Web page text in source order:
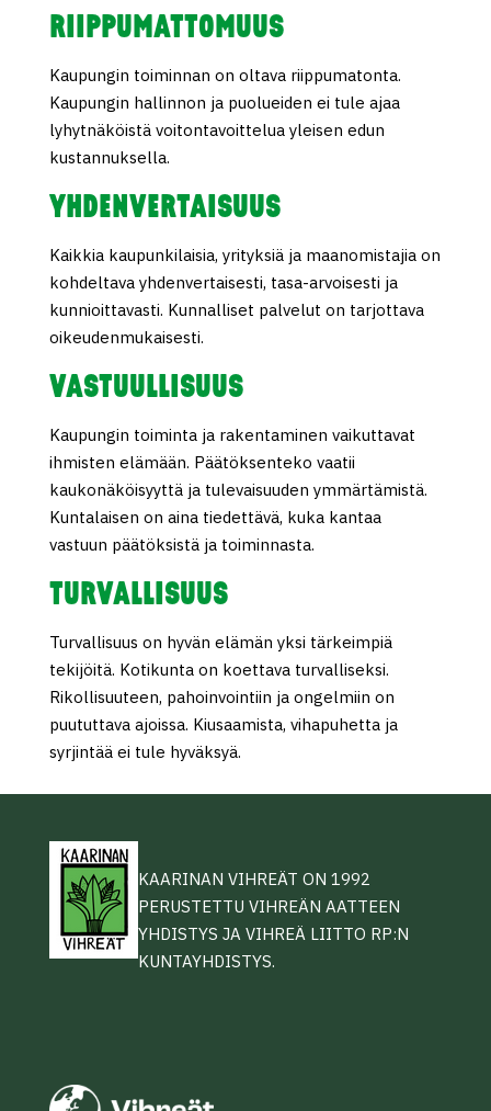
RIIPPUMATTOMUUS
Kaupungin toiminnan on oltava riippumatonta.
Kaupungin hallinnon ja puolueiden ei tule ajaa
lyhytnäköistä voitontavoittelua yleisen edun
kustannuksella.
YHDENVERTAISUUS
Kaikkia kaupunkilaisia, yrityksiä ja maanomistajia on
kohdeltava yhdenvertaisesti, tasa-arvoisesti ja
kunnioittavasti. Kunnalliset palvelut on tarjottava
oikeudenmukaisesti.
VASTUULLISUUS
Kaupungin toiminta ja rakentaminen vaikuttavat
ihmisten elämään. Päätöksenteko vaatii
kaukonäköisyyttä ja tulevaisuuden ymmärtämistä.
Kuntalaisen on aina tiedettävä, kuka kantaa
vastuun päätöksistä ja toiminnasta.
TURVALLISUUS
Turvallisuus on hyvän elämän yksi tärkeimpiä
tekijöitä. Kotikunta on koettava turvalliseksi.
Rikollisuuteen, pahoinvointiin ja ongelmiin on
puututtava ajoissa. Kiusaamista, vihapuhetta ja
syrjintää ei tule hyväksyä.
KAARINAN VIHREÄT ON 1992
PERUSTETTU VIHREÄN AATTEEN
YHDISTYS JA VIHREÄ LIITTO RP:N
KUNTAYHDISTYS.